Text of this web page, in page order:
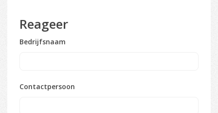
Reageer
Bedrijfsnaam
Contactpersoon